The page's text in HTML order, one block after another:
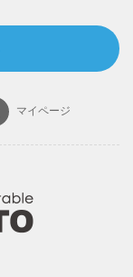
マイページ